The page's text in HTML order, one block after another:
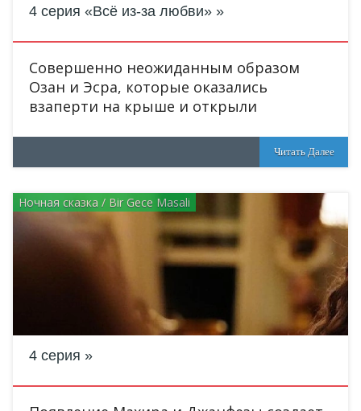
4 серия «Всё из-за любви»
Совершенно неожиданным образом
Озан и Эсра, которые оказались
взаперти на крыше и открыли
Читать Далее
Ночная сказка / Bir Gece Masali
4 серия